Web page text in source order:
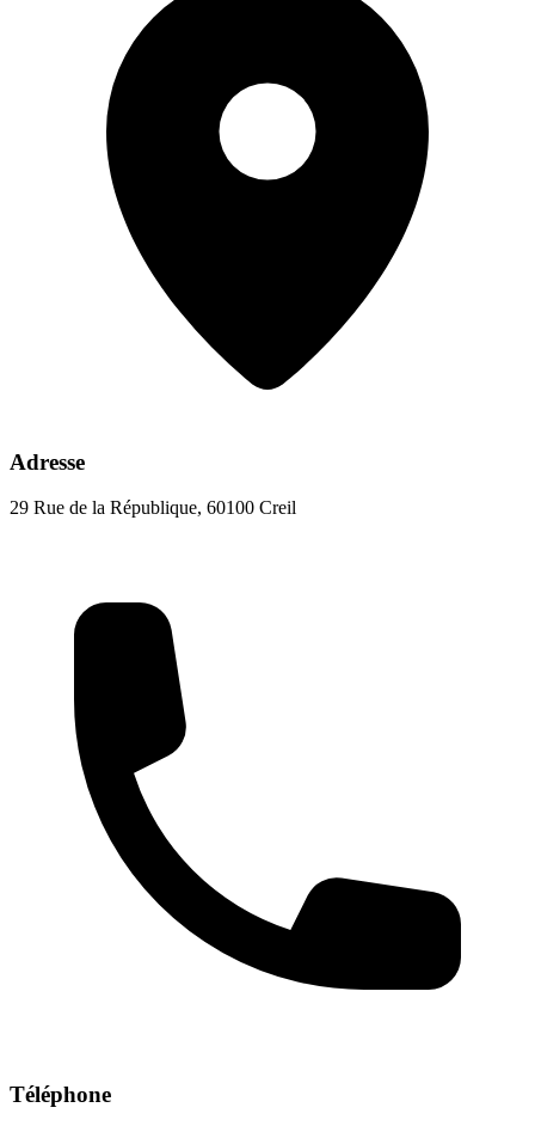
Adresse
29 Rue de la République, 60100 Creil
Téléphone